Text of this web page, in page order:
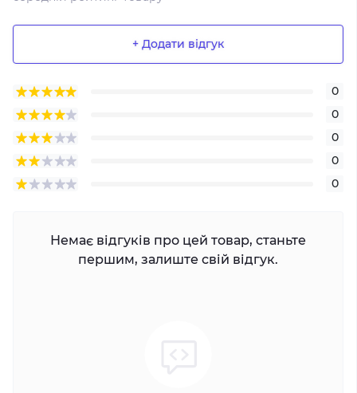
+ Додати відгук
0
0
0
0
0
Немає відгуків про цей товар, станьте
першим, залиште свій відгук.